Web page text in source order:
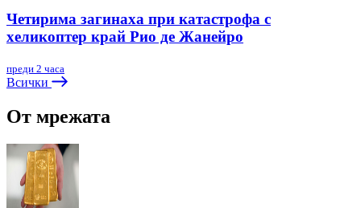
Четирима загинаха при катастрофа с
хеликоптер край Рио де Жанейро
преди 2 часа
Всички
От мрежата